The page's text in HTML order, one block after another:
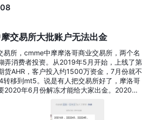
交易所大批账户无法出金
所，cmme中摩摩洛哥商业交易所，两个名
弄消费者投资。从2019年5月开始，上线了第
货AHR，客户投入约1500万资金，7月份就不
转移到mt5。说是有人把交易所好了，摩洛哥
2020年6月份解冻才能给大家出金。2020年1
期间能赚点钱，到6月份之前炒期货的资金也
6月末了，不仅是之前的资金拿不回来，今年